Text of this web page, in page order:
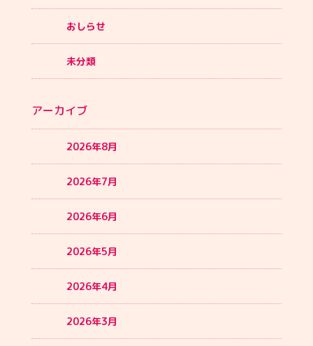
おしらせ
未分類
アーカイブ
2026年8月
2026年7月
2026年6月
2026年5月
2026年4月
2026年3月